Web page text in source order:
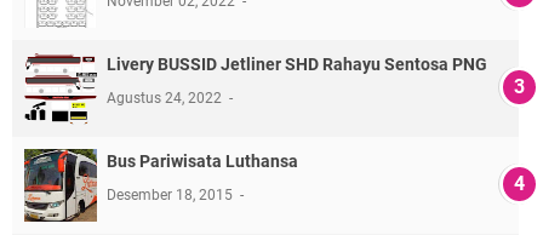
Livery BUSSID Jetliner SHD Rahayu Sentosa PNG
Agustus 24, 2022
Bus Pariwisata Luthansa
Desember 18, 2015